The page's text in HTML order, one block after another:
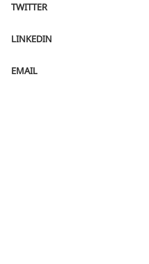
TWITTER
LINKEDIN
EMAIL